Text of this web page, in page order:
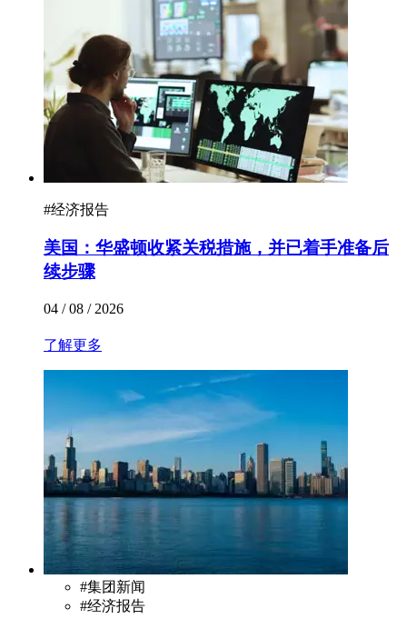
#经济报告
美国：华盛顿收紧关税措施，并已着手准备后
续步骤
04 / 08 / 2026
了解更多
#集团新闻
#经济报告